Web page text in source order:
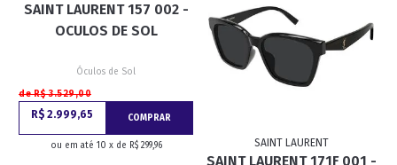
SAINT LAURENT 157 002 -
OCULOS DE SOL
Óculos de Sol
de R$ 3.529,00
R$ 2.999,65 COMPRAR
ou em até 10 x de R$ 299,96 SAINT LAURENT
SAINT LAURENT 171F 001 -